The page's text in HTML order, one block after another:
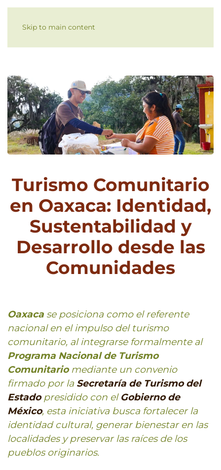
Skip to main content
Turismo Comunitario
en Oaxaca: Identidad,
Sustentabilidad y
Desarrollo desde las
Comunidades
Oaxaca se posiciona como el referente
nacional en el impulso del turismo
comunitario, al integrarse formalmente al
Programa Nacional de Turismo
Comunitariomediante un convenio
firmado por la Secretaría de Turismo del
Estadopresidido con el Gobierno de
México, esta iniciativa busca fortalecer la
identidad cultural, generar bienestar en las
localidades y preservar las raíces de los
pueblos originarios.